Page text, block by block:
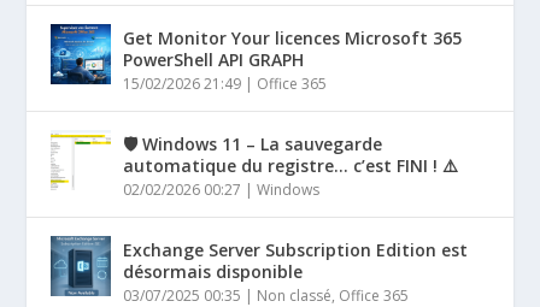
Get Monitor Your licences Microsoft 365
PowerShell API GRAPH
15/02/2026 21:49 | Office 365
🛡️ Windows 11 – La sauvegarde
automatique du registre… c’est FINI ! ⚠️
02/02/2026 00:27 |Windows
Exchange Server Subscription Edition est
désormais disponible
03/07/2025 00:35 | Non classé, Office 365